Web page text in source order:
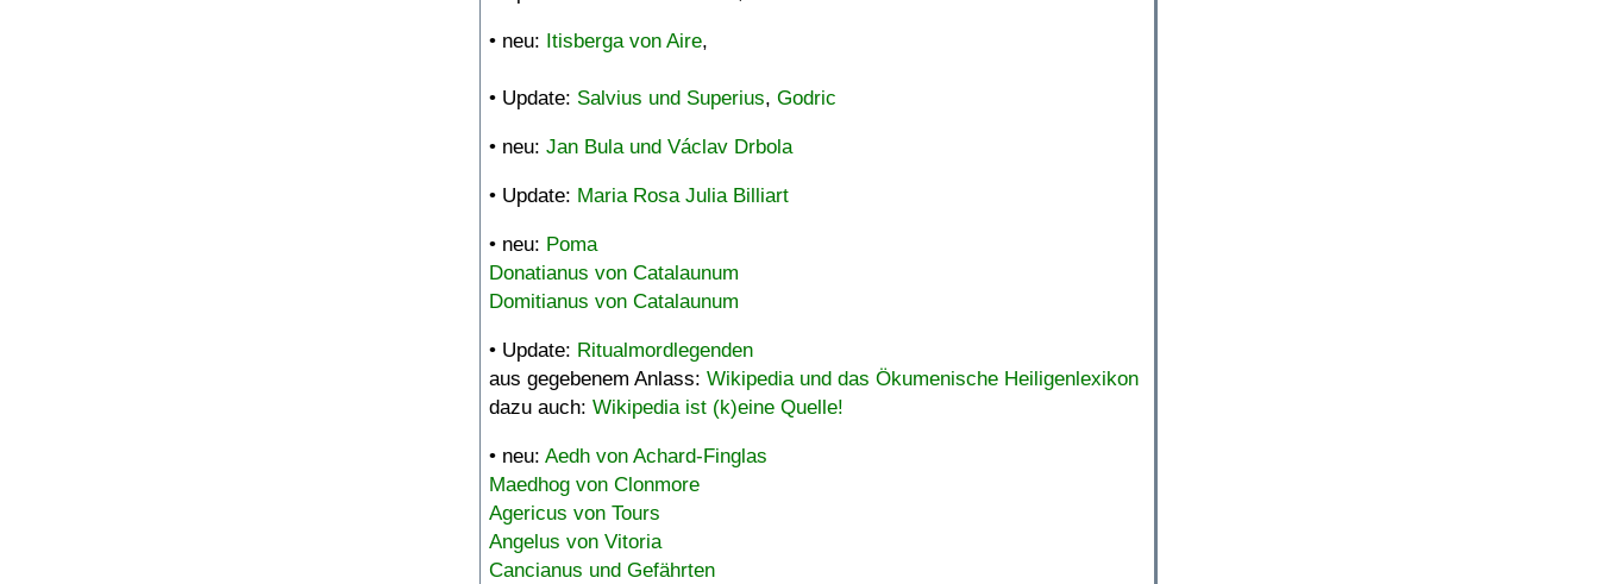
• neu: Itisberga von Aire,
• Update: Salvius und Superius, Godric
• neu: Jan Bula und Václav Drbola
• Update: Maria Rosa Julia Billiart
• neu: Poma
Donatianus von Catalaunum
Domitianus von Catalaunum
• Update: Ritualmordlegenden
aus gegebenem Anlass: Wikipedia und das Ökumenische Heiligenlexikon
dazu auch: Wikipedia ist (k)eine Quelle!
• neu: Aedh von Achard-Finglas
Maedhog von Clonmore
Agericus von Tours
Angelus von Vitoria
Cancianus und Gefährten